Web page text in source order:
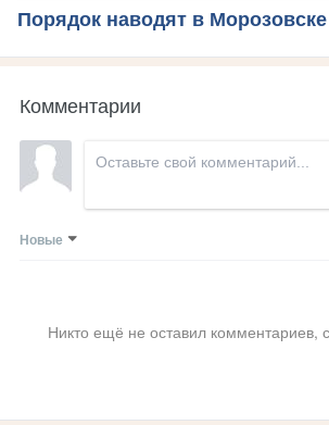
Порядок наводят в Морозовске
Комментарии
Новые
Никто ещё не оставил комментариев,